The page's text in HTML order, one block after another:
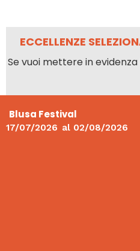
ECCELLENZE
Se vuoi mettere in
Blusa Festival
17/07/2026 al 02/08/2026